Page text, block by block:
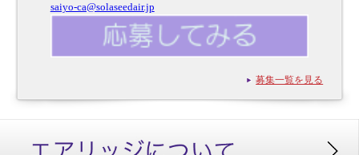
saiyo-ca@solaseedair.jp
募集一覧を見る